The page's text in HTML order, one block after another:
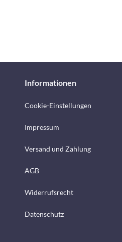
Informationen
Cookie-Einstellungen
Impressum
Versand und Zahlung
AGB
Widerrufsrecht
Datenschutz